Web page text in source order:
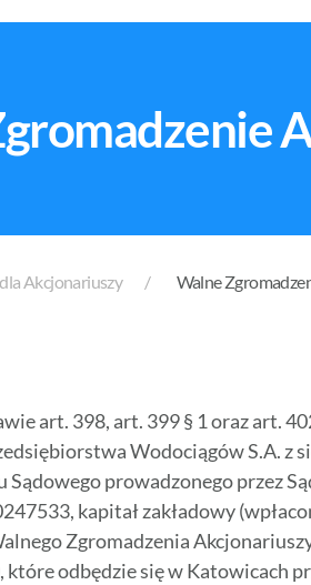
Akcjonariuszy Walne
art. 398, art. 399 § 1 oraz art.
Wodociągów S.A. z
Sądowego prowadzonego przez
kapitał zakładowy
Zgromadzenia
które odbędzie się w Katowicach